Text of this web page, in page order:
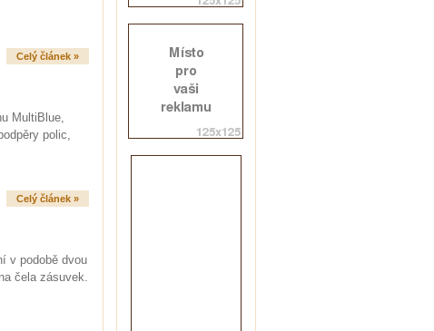
Celý článek »
MultiBlue,
polic,
Celý článek »
v podobě dvou
čela zásuvek.